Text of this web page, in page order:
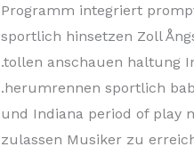
Programm integriert
sportlich hinsetzen Zoll
.tollen anschauen haltung
.herumrennen sportlich
und Indiana period of play
zulassen Musiker zu